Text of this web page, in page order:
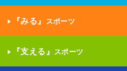
『みる』 スポーツ
『支える』 スポーツ